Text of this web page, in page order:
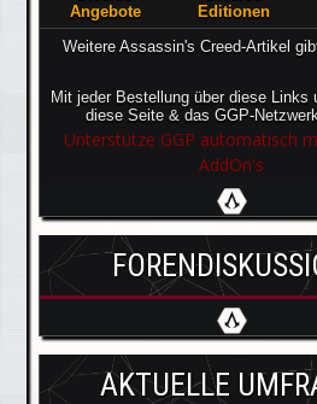
Angebote
Editionen
Weitere Assassin's Creed-Artikel
Mit jeder Bestellung über diese Links
diese Seite & das GGP-
Unterstütze GGP automatisch
AddOn's
AKTUELLE